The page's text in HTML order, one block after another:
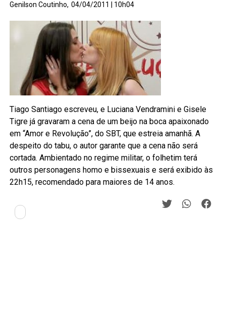
Genilson Coutinho, 04/04/2011 | 10h04
Tiago Santiago escreveu, e Luciana Vendramini e Gisele
Tigre já gravaram a cena de um beijo na boca apaixonado
em “Amor e Revolução”, do SBT, que estreia amanhã. A
despeito do tabu, o autor garante que a cena não será
cortada. Ambientado no regime militar, o folhetim terá
outros personagens homo e bissexuais e será exibido às
22h15, recomendado para maiores de 14 anos.